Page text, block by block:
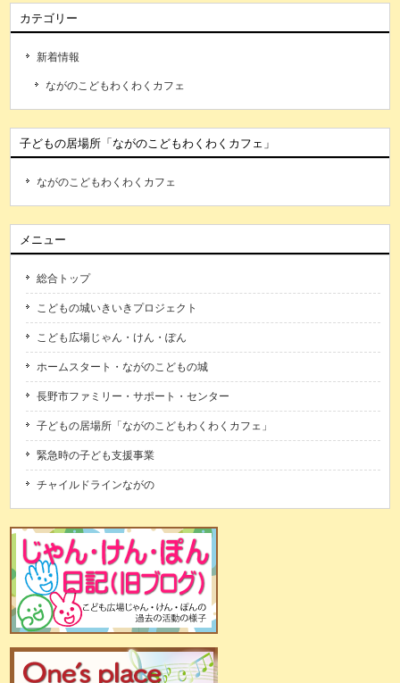
カテゴリー
新着情報
ながのこどもわくわくカフェ
子どもの居場所「ながのこどもわくわくカフェ」
ながのこどもわくわくカフェ
メニュー
総合トップ
こどもの城いきいきプロジェクト
こども広場じゃん・けん・ぽん
ホームスタート・ながのこどもの城
長野市ファミリー・サポート・センター
子どもの居場所「ながのこどもわくわくカフェ」
緊急時の子ども支援事業
チャイルドラインながの